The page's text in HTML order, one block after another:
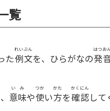
覧
た例文
れいぶん
を、ひらがなの発
はつお
意味
いみ
や使
つか
い方
かた
を確認
かくにん
して